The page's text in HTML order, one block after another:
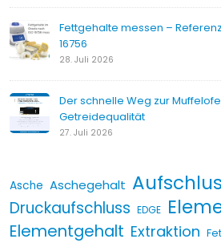
Fettgehalte messen –
16756
28. Juli 2026
Der schnelle Weg zur
Getreidequalität
27. Juli 2026
Asche Aschegehalt
Druckaufschluss EDGE
Elementgehalt Extraktion